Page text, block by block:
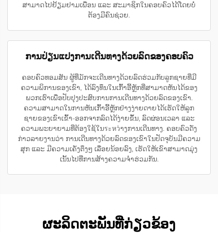
ສາມາດໄປຢ້ຽມຢາມເພື່ອນ ແລະ ສະມາຊິກໃນຄອບຄົວໄດ້ໂດຍບໍ່
ຕ້ອງມີຄົນຊ່ວຍ.
ການປ່ຽນແປງການເດີນທາງດ້ວຍລົດຂອງຄອບຄົວ
ຄອບຄົວທອມສັນ ຜູ້ທີ່ມັກຈະເດີນທາງດ້ວຍລົດຮ່ວມກັບລູກຊາຍທີ່ມີ
ຄວາມພິການຂອງເຂົາ, ໄດ້ລົງທຶນໃນເກົ້າອີ້ຫຼັກທີ່ສາມາດຫັນໄດ້ຂອງ
ພວກເຮົາເພື່ອປັບປຸງປະສົບການການເດີນທາງດ້ວຍລົດຂອງເຂົາ.
ຄວາມສາມາດໃນການຫັນເກົ້າອີ້ຫຼັກຢ່າງງ່າຍດາຍໄດ້ເຮັດໃຫ້ລູກ
ຊາຍຂອງເຂົາເຂົ້າ-ອອກຈາກລົດໄດ້ງ່າຍຂຶ້ນ, ລົດຜ່ອນເວລາ ແລະ
ຄວາມພະຍາຍາມທີ່ຕ້ອງໃຊ້ໃນระหว່າງການເດີນທາງ. ຄອບຄົວດັ່ງ
ກ່າວລາຍງານວ່າ ການເດີນທາງດ້ວຍລົດຂອງເຂົາໃນປັດຈຸບັນມີຄວາມ
ສຸກ ແລະ ມີຄວາມເຄັ່ງຕຶງໆ ເລື່ອຍນ້ອຍລົງ, ເຮັດໃຫ້ເຂົາສາມາດມຸ່ງ
ເນັ້ນໄປທີ່ການສ້າງຄວາມຈຳຮ່ວມກັນ.
ຜະລິດຕະພັນທີ່ກ່ຽວຂ້ອງ